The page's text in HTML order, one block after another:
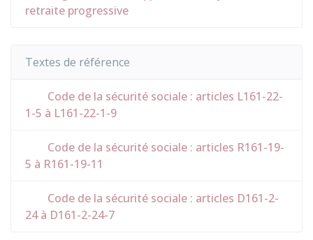
retraite progressive
Textes de référence
Code de la sécurité sociale : articles L161-22-
1-5 à L161-22-1-9
Code de la sécurité sociale : articles R161-19-
5 à R161-19-11
Code de la sécurité sociale : articles D161-2-
24 à D161-2-24-7